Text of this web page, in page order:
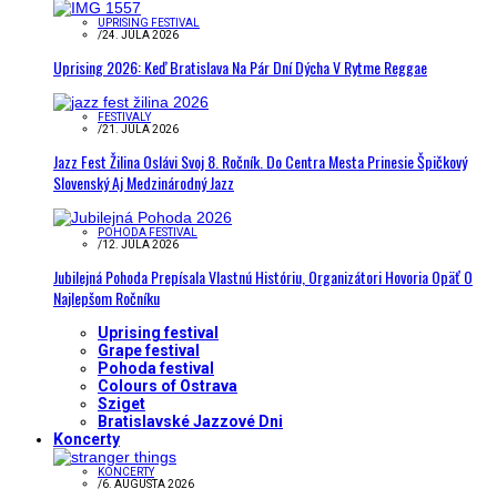
UPRISING FESTIVAL
/24. JÚLA 2026
Uprising 2026: Keď Bratislava Na Pár Dní Dýcha V Rytme Reggae
FESTIVALY
/21. JÚLA 2026
Jazz Fest Žilina Oslávi Svoj 8. Ročník. Do Centra Mesta Prinesie Špičkový
Slovenský Aj Medzinárodný Jazz
POHODA FESTIVAL
/12. JÚLA 2026
Jubilejná Pohoda Prepísala Vlastnú Históriu, Organizátori Hovoria Opäť O
Najlepšom Ročníku
Uprising festival
Grape festival
Pohoda festival
Colours of Ostrava
Sziget
Bratislavské Jazzové Dni
Koncerty
KONCERTY
/6. AUGUSTA 2026